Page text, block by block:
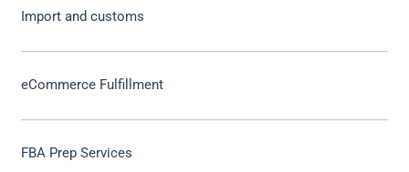
Import and customs
eCommerce Fulfillment
FBA Prep Services